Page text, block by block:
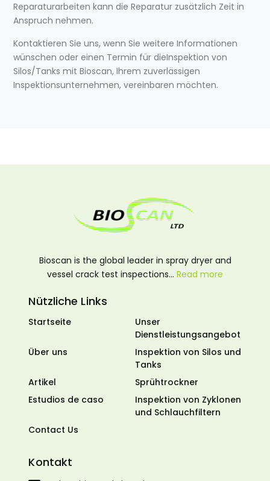
Reparaturarbeiten kann die Reparatur zusätzlich Zeit in
Anspruch nehmen.
Kontaktieren Sie uns, wenn Sie weitere Informationen
wünschen oder einen Termin für dieInspektion von
Silos/Tanks mit Bioscan, Ihrem zuverlässigen
Inspektionsunternehmen, vereinbaren möchten.
Bioscan is the global leader in spray dryer and
vessel crack test inspections… Read more
Nützliche Links
Startseite
Unser
Dienstleistungsangebot
Über uns
Inspektion von Silos und
Tanks
Artikel
Sprühtrockner
Estudios de caso
Inspektion von Zyklonen
und Schlauchfiltern
Contact Us
Kontakt